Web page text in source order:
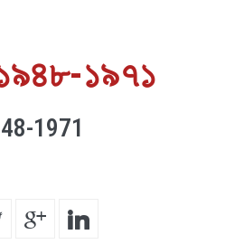
১৯৭১
1971